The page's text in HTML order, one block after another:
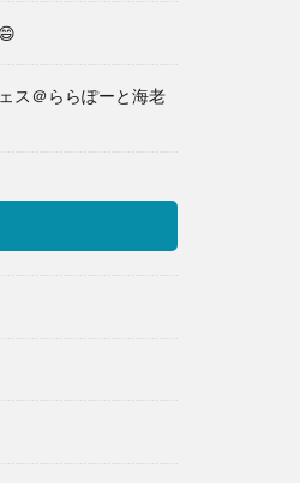
ス＠ららぽーと海老